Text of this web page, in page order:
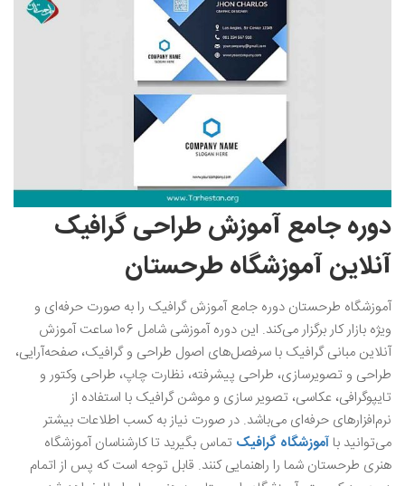
دوره جامع آموزش طراحی گرافیک
آنلاین آموزشگاه طرحستان
آموزشگاه طرحستان دوره جامع آموزش گرافیک را به صورت حرفه‌ای و
ویژه بازار کار برگزار می‌کند.‌ این دوره آموزشی شامل 106 ساعت آموزش
آنلاین مبانی گرافیک با سرفصل‌های اصول طراحی و گرافیک، صفحه‌آرایی،
طراحی و تصویرسازی‌، طراحی پیشرفته، نظارت چاپ، طراحی وکتور و
تایپوگرافی، عکاسی، تصویر سازی و موشن گرافیک با استفاده از
نرم‌افزار‌های حرفه‌ای می‌باشد. در صورت نیاز به کسب اطلاعات بیشتر
می‌توانید با آموزشگاه گرافیک تماس بگیرید تا کارشناسان آموزشگاه
هنری طرحستان شما را راهنمایی کنند. قابل توجه است که پس از اتمام